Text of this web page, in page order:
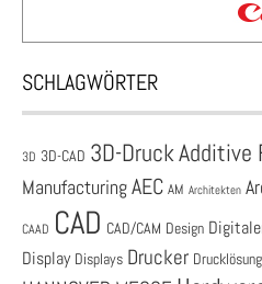
SCHLAGWÖRTER
3D 3D-CAD 3D-DruckAdditive
ManufacturingAEC AM Architekten
CAAD CAD CAD/CAM Design
Display Displays Drucker